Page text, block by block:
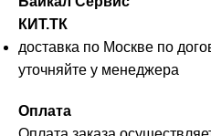
КИТ.ТК
доставка по Москве по
уточняйте у менеджера
Оплата